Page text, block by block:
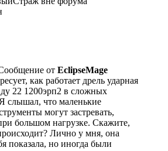
от EclipseMage
как работает дрель ударная
22 1200эрп2 в сложных
слышал, что маленькие
могут застревать,
большом нагрузке. Скажите,
Лично у мня, она
показала, но иногда были